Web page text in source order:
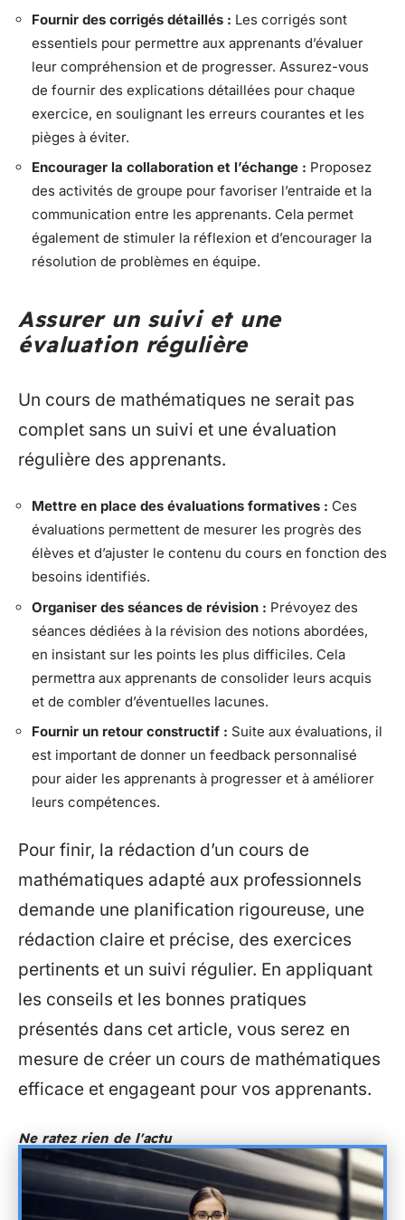
Fournir des corrigés détaillés : Les corrigés sont
essentiels pour permettre aux apprenants d’évaluer
leur compréhension et de progresser. Assurez-vous
de fournir des explications détaillées pour chaque
exercice, en soulignant les erreurs courantes et les
pièges à éviter.
Encourager la collaboration et l’échange : Proposez
des activités de groupe pour favoriser l’entraide et la
communication entre les apprenants. Cela permet
également de stimuler la réflexion et d’encourager la
résolution de problèmes en équipe.
Assurer un suivi et une
évaluation régulière
Un cours de mathématiques ne serait pas
complet sans un suivi et une évaluation
régulière des apprenants.
Mettre en place des évaluations formatives : Ces
évaluations permettent de mesurer les progrès des
élèves et d’ajuster le contenu du cours en fonction des
besoins identifiés.
Organiser des séances de révision : Prévoyez des
séances dédiées à la révision des notions abordées,
en insistant sur les points les plus difficiles. Cela
permettra aux apprenants de consolider leurs acquis
et de combler d’éventuelles lacunes.
Fournir un retour constructif : Suite aux évaluations, il
est important de donner un feedback personnalisé
pour aider les apprenants à progresser et à améliorer
leurs compétences.
Pour finir, la rédaction d’un cours de
mathématiques adapté aux professionnels
demande une planification rigoureuse, une
rédaction claire et précise, des exercices
pertinents et un suivi régulier. En appliquant
les conseils et les bonnes pratiques
présentés dans cet article, vous serez en
mesure de créer un cours de mathématiques
efficace et engageant pour vos apprenants.
Ne ratez rien de l'actu